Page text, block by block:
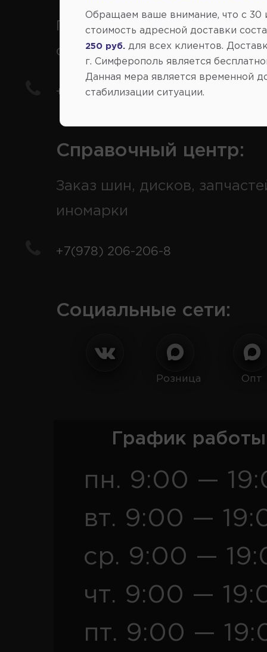
Продажа запчастей на
отечественные авто
+7(978) 206-206-5
Справочный центр:
Заказ шин, дисков,
иномарки
+7(978) 206-206-8
Социальные сети:
Розница Опт
График
пн. 9:00 —
вт. 9:00 —
ср. 9:00 —
чт. 9:00 —
пт. 9:00 —
Обращаем ваше внимание, что c 30
стоимость адресной доставки
250 руб. для всех клиентов.
г. Симферополь является
Данная мера является временной
стабилизации ситуации.